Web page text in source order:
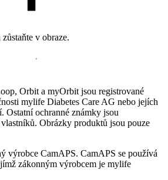
v obraze.
Orbit a myOrbit jsou registrované
mylife Diabetes Care AG nebo jejích
Ostatní ochranné známky jsou
Obrázky produktů jsou pouze
výrobce CamAPS. CamAPS se používá
zákonným výrobcem je mylife